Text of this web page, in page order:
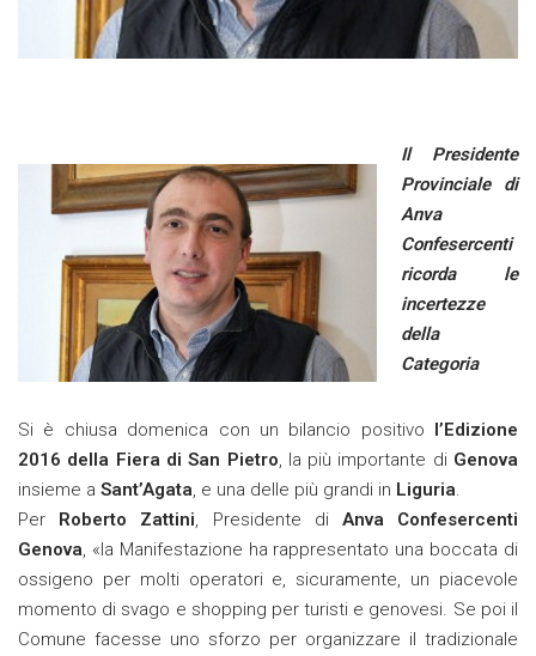
Il Presidente
Provinciale di
Anva
Confesercenti
ricorda le
incertezze
della
Categoria
Si è chiusa domenica con un bilancio positivo l’Edizione
2016 della Fiera di San Pietro , la più importante di Genova
insieme a Sant’Agata , e una delle più grandi in Liguria
Per Roberto Zattini , Presidente di Anva Confesercenti
Genova , «la Manifestazione ha rappresentato una boccata di
ossigeno per molti operatori e, sicuramente, un piacevole
momento di svago e shopping per turisti e genovesi. Se poi il
Comune facesse uno sforzo per organizzare il tradizionale